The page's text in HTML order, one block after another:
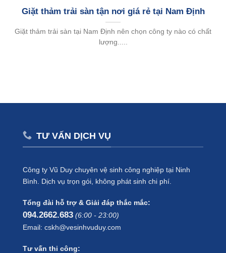
Giặt thảm trải sàn tận nơi giá rẻ tại Nam Định
Giặt thảm trải sàn tại Nam Định nên chọn công ty nào có chất
lượng.....
TƯ VẤN DỊCH VỤ
Công ty Vũ Duy chuyên vệ sinh công nghiệp tại Ninh
Bình. Dịch vụ trọn gói, không phát sinh chi phí.
Tổng đài hỗ trợ & Giải đáp thắc mắc:
094.2662.683 (6:00 - 23:00)
Email: cskh@vesinhvuduy.com
Tư vấn thi công: